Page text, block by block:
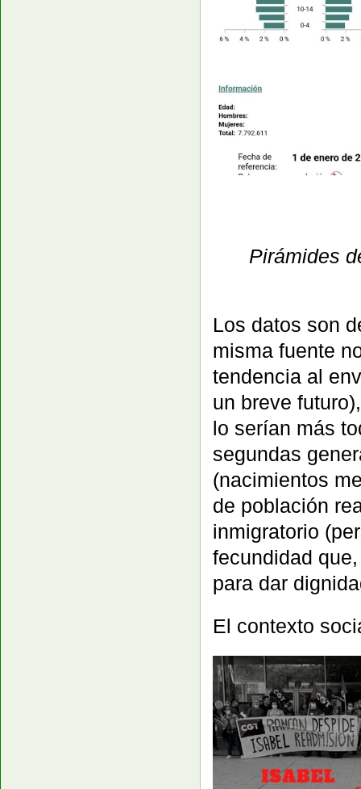
Pirámides
Los datos son
misma fuente
tendencia al
un breve
lo serían más
segundas
(nacimientos
de población
inmigratorio
fecundidad
para dar
El contexto